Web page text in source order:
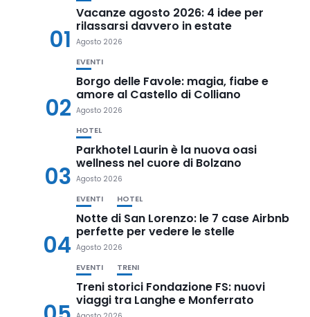
01
Vacanze agosto 2026: 4 idee per
rilassarsi davvero in estate
Agosto 2026
02
EVENTI
Borgo delle Favole: magia, fiabe e
amore al Castello di Colliano
Agosto 2026
03
HOTEL
Parkhotel Laurin è la nuova oasi
wellness nel cuore di Bolzano
Agosto 2026
04
EVENTI HOTEL
Notte di San Lorenzo: le 7 case Airbnb
perfette per vedere le stelle
Agosto 2026
EVENTI TRENI
Treni storici Fondazione FS: nuovi
viaggi tra Langhe e Monferrato